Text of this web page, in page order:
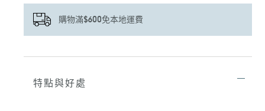
購物滿$600免本地運費
正
特點與好處